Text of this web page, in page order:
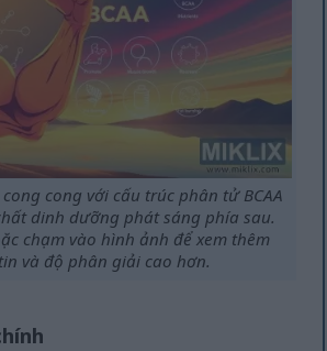
cong với cấu trúc phân tử BCAA
dinh dưỡng phát sáng phía sau.
chạm vào hình ảnh để xem thêm
và độ phân giải cao hơn.